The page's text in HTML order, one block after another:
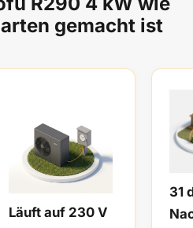
gemacht ist
Läuft auf 230 V
31